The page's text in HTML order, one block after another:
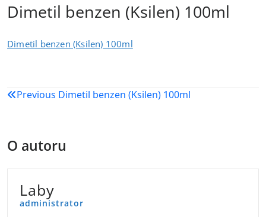
Dimetil benzen (Ksilen) 100ml
Dimetil benzen (Ksilen) 100ml
Navigacija
Previous Dimetil benzen (Ksilen) 100ml
O autoru
Laby
administrator